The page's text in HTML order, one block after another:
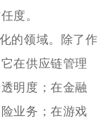
度。
的领域。除了作
在供应链管理
明度；在金融
业务；在游戏